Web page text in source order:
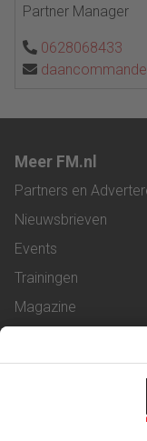
Partner Manager
0628068433
Meer FM.nl
Partners en
Nieuwsbrieven
Events
Trainingen
Magazine
Service &